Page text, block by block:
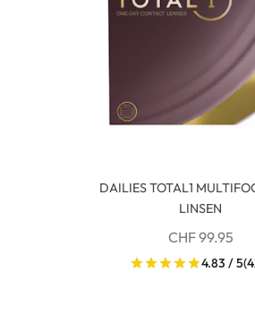
DAILIES TOTAL1
LINSEN
CHF 99.95
4.83 / 5